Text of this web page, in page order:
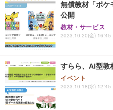
無償教材「ポケ
公開
教材・サービス
2023.10.20(金) 16:45
すらら、AI型教
イベント
2023.10.18(水) 12:45